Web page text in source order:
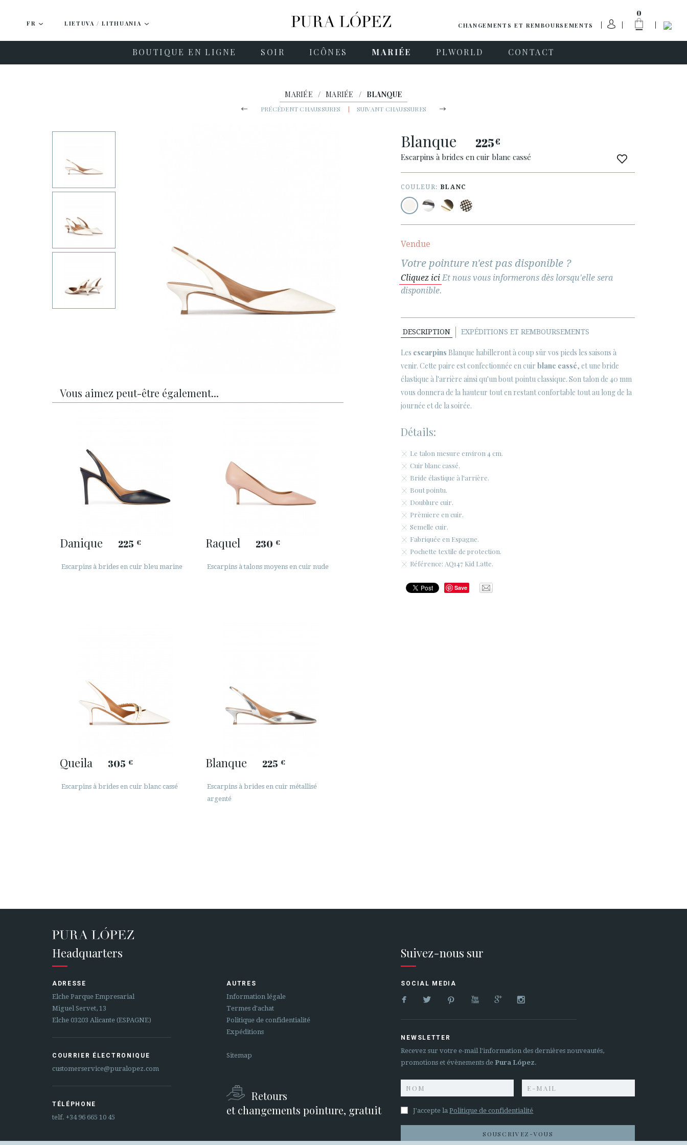
FR LIETUVA / LITHUANIA CHANGEMENTS ET REMBOURSEMENTS
0
BOUTIQUE EN LIGNE SOIR ICÔNES MARIÉE PLWORLD CONTACT
MARIÉE / MARIÉE / BLANQUE
PRÉCÉDENT CHAUSSURES | SUIVANT CHAUSSURES
Vous aimez peut-être également...
Danique 225 €
Escarpins à brides en cuir bleu marine
Raquel 230 €
Escarpins à talons moyens en cuir nude
Queila 305 €
Escarpins à brides en cuir blanc cassé
Blanque 225 €
Escarpins à brides en cuir métallisé
argenté
Blanque 225€
Escarpins à brides en cuir blanc cassé
COULEUR: BLANC
Vendue
Votre pointure n'est pas disponible ?
Cliquez iciEt nous vous informerons dès lorsqu'elle sera
disponible.
DESCRIPTION EXPÉDITIONS ET REMBOURSEMENTS
Les escarpins Blanque habilleront à coup sûr vos pieds les saisons à
venir. Cette paire est confectionnée en cuirblanc cassé, et une bride
élastique à l'arrière ainsi qu'un bout pointu classique. Son talon de 40 mm
vous donnera de la hauteur tout en restant confortable tout au long de la
journée et de la soirée.
Détails:
Le talon mesure environ 4 cm.
Cuir blanc cassé.
Bride élastique à l'arrière.
Bout pointu.
Doublure cuir.
Prèmiere en cuir.
Semelle cuir.
Fabriquée en Espagne.
Pochette textile de protection.
Référence: AQ147 Kid Latte.
Save
Headquarters
ADRESSE
Elche Parque Empresarial
Miguel Servet, 13
Elche 03203 Alicante (ESPAGNE)
COURRIER ÉLECTRONIQUE
customerservice@puralopez.com
TÉLÉPHONE
telf. +34 96 665 10 45
AUTRES
Information légale
Termes d'achat
Politique de confidentialité
Expéditions
Sitemap
Retours
et changements pointure, gratuit
Suivez-nous sur
SOCIAL MEDIA
     
NEWSLETTER
Recevez sur votre e-mail l'information des dernières nouveautés,
promotions et évènements de Pura López.
J'accepte laPolitique de confidentialité
SOUSCRIVEZ-VOUS